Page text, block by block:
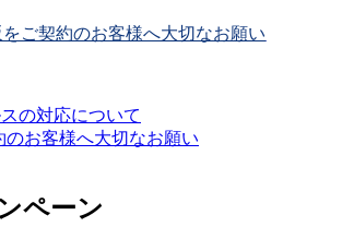
ご契約のお客様へ大切なお願い
の対応について
お客様へ大切なお願い
ペーン